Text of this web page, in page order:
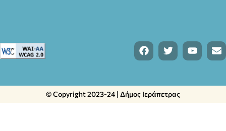
© Copyright 2023-24 | Δήμος Ιεράπετρας